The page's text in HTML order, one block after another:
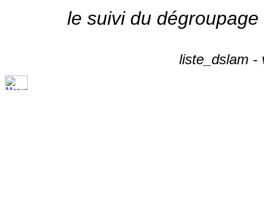
le suivi du
liste_dslam -